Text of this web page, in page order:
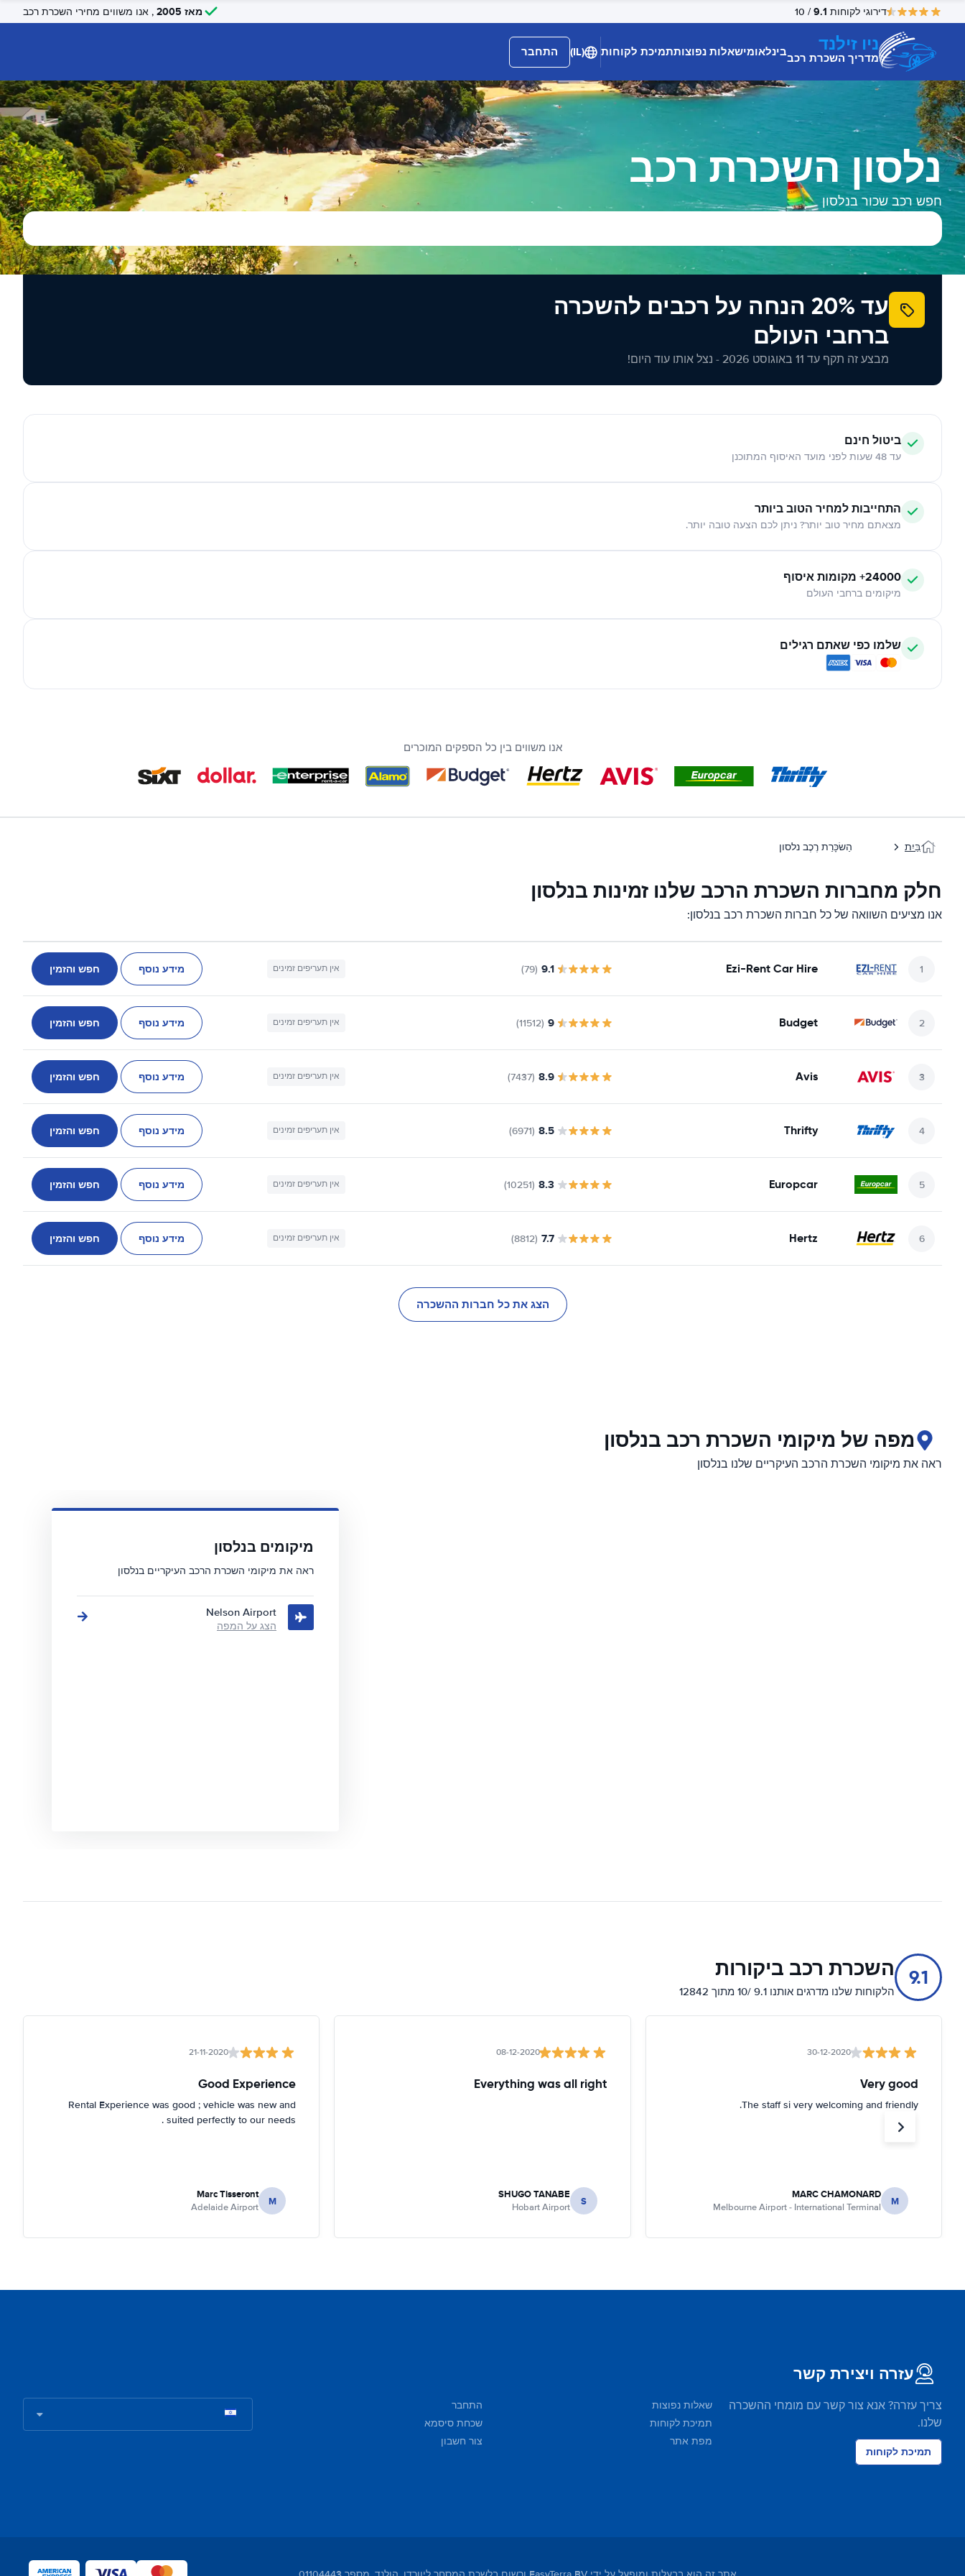
דירוגי לקוחות 9.1
/ 10 מאז 2005 , אנו משווים מחירי השכרת רכב
ניו זילנד
מדריך השכרת רכבבינלאומישאלות נפוצותתמיכת לקוחות (IL) התחבר
נלסון השכרת רכב
חפש רכב שכור בנלסון
עד 20% הנחה על רכבים להשכרה
ברחבי העולם
מבצע זה תקף עד 11 באוגוסט 2026 - נצל אותו עוד היום!
ביטול חינם
עד 48 שעות לפני מועד האיסוף המתוכנן
התחייבות למחיר הטוב ביותר
מצאתם מחיר טוב יותר? ניתן לכם הצעה טובה יותר.
24000+ מקומות איסוף
מיקומים ברחבי העולם
שלמו כפי שאתם רגילים
אנו משווים בין כל הספקים המוכרים
בַּיִת הַשׂכָּרַת רֶכֶב נלסון
חלק מחברות השכרת הרכב שלנו זמינות בנלסון
אנו מציעים השוואה של כל חברות השכרת רכב בנלסון:
Ezi-Rent Car Hire
9.1
(79) אין תעריפים זמינים מידע נוסף חפש והזמין
Budget
9
(11512) אין תעריפים זמינים מידע נוסף חפש והזמין
Avis
8.9
(7437) אין תעריפים זמינים מידע נוסף חפש והזמין
Thrifty
8.5
(6971) אין תעריפים זמינים מידע נוסף חפש והזמין
Europcar
8.3
(10251) אין תעריפים זמינים מידע נוסף חפש והזמין
Hertz
7.7
(8812) אין תעריפים זמינים מידע נוסף חפש והזמין
הצג את כל חברות ההשכרה
מפה של מיקומי השכרת רכב בנלסון
ראה את מיקומי השכרת הרכב העיקריים שלנו בנלסון
מיקומים בנלסון
ראה את מיקומי השכרת הרכב העיקריים בנלסון
Nelson Airport
הצג על המפה
9.1 השכרת רכב ביקורות
הלקוחות שלנו מדרגים אותנו 9.1 /10 מתוך 12842
30-12-2020
Very good
The staff si very welcoming and friendly.
M
MARC CHAMONARD
Melbourne Airport - International Terminal
08-12-2020
Everything was all right
S
SHUGO TANABE
Hobart Airport
21-11-2020
Good Experience
Rental Experience was good ; vehicle was new and
suited perfectly to our needs .
M
Marc Tisseront
Adelaide Airport
עזרה ויצירת קשר
צריך עזרה? אנא צור קשר עם מומחי ההשכרה
שלנו.
תמיכת לקוחות
שאלות נפוצות
תמיכת לקוחות
מפת אתר
התחבר
שכחת סיסמא
צור חשבון